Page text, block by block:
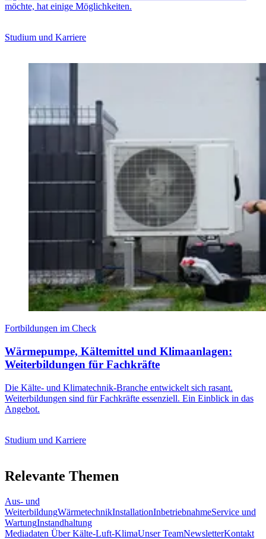
möchte, hat einige Möglichkeiten.
Studium und Karriere
Fortbildungen im Check
Wärmepumpe, Kältemittel und Klimaanlagen:
Weiterbildungen für Fachkräfte
Die Kälte- und Klimatechnik-Branche entwickelt sich rasant.
Weiterbildungen sind für Fachkräfte essenziell. Ein Einblick in das
Angebot.
Studium und Karriere
Relevante Themen
Aus- und
WeiterbildungWärmetechnikInstallationInbetriebnahmeService und
WartungInstandhaltung
Mediadaten Über Kälte-Luft-KlimaUnser TeamNewsletterKontakt